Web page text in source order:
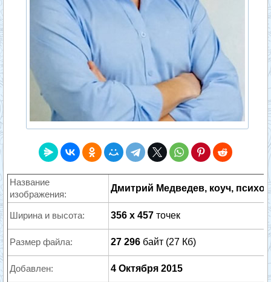
Название
изображения:
Дмитрий Медведев, коуч,
Ширина и высота: 356 x 457 точек
Размер файла: 27 296 байт (27 Кб)
Добавлен: 4 Октября 2015